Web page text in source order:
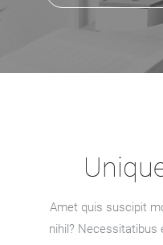
Amet quis suscipit
nihil? Necessitatibus